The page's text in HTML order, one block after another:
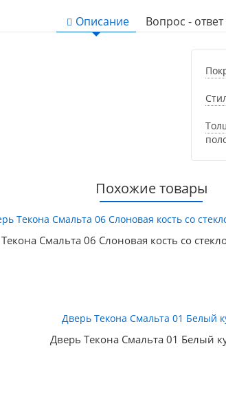
Описание Вопрос - ответ
Похожие товары
Смальта 06 Слоновая кость со
Дверь Текона Смальта 01 Белый